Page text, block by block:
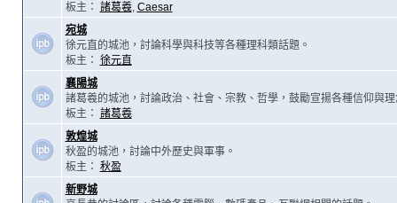
板主： 諸葛羲, Caesar
宛城
徐元直的城池，討論科學與科技等各種理科類話題。
板主： 徐元直
襄陽城
諸葛羲的城池，討論政治、社會、宗教、哲學，鼓勵宣揚各種信仰與理
板主： 諸葛羲
敦煌城
秋盈的城池，討論中外歷史與軍事。
板主： 秋盈
新野城